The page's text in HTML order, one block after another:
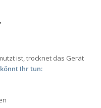
ist, trocknet das Gerät
Ihr tun: